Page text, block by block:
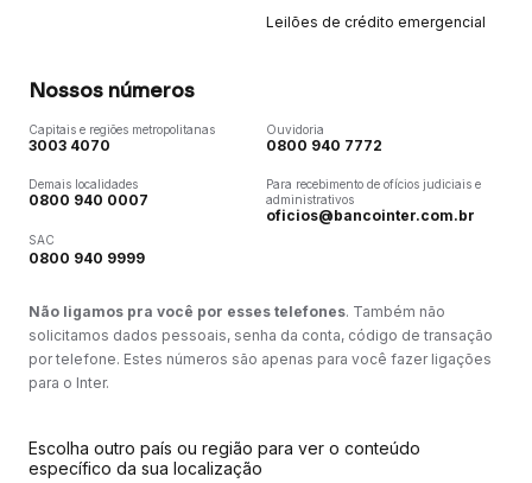
Leilões de crédito emergencial
Nossos números
Capitais e regiões metropolitanas
3003 4070
Demais localidades
0800 940 0007
SAC
0800 940 9999
Ouvidoria
0800 940 7772
Para recebimento de ofícios judiciais e
administrativos
oficios@bancointer.com.br
Não ligamos pra você por esses telefones. Também não
solicitamos dados pessoais, senha da conta, código de transação
por telefone. Estes números são apenas para você fazer ligações
para o Inter.
Escolha outro país ou região para ver o conteúdo
específico da sua localização